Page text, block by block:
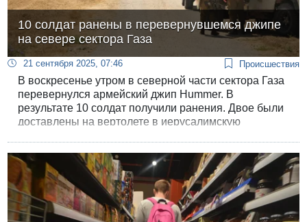
10 солдат ранены в перевернувшемся джипе
на севере сектора Газа
21 сентября 2025, 07:46 Происшествия
В воскресенье утром в северной части сектора Газа
перевернулся армейский джип Hummer. В
результате 10 солдат получили ранения. Двое были
доставлены на вертолете в иерусалимскую